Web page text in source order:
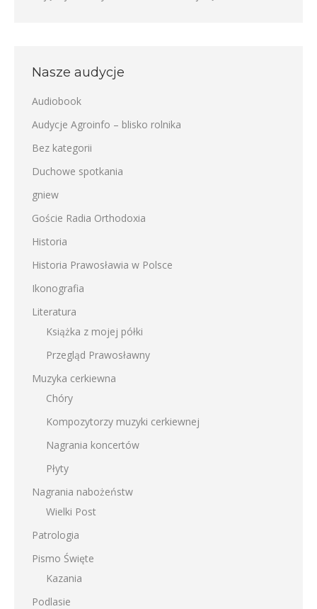
Nasze audycje
Audiobook
Audycje Agroinfo – blisko rolnika
Bez kategorii
Duchowe spotkania
gniew
Goście Radia Orthodoxia
Historia
Historia Prawosławia w Polsce
Ikonografia
Literatura
Książka z mojej półki
Przegląd Prawosławny
Muzyka cerkiewna
Chóry
Kompozytorzy muzyki cerkiewnej
Nagrania koncertów
Płyty
Nagrania nabożeństw
Wielki Post
Patrologia
Pismo Święte
Kazania
Podlasie